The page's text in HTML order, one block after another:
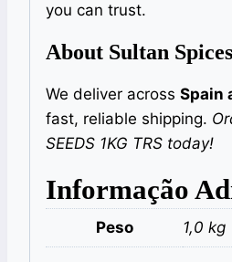
you can trust.
About Sultan Spices
We deliver across Spain
fast, reliable shipping.
SEEDS 1KG TRS today!
Informação
Peso 1,0 kg